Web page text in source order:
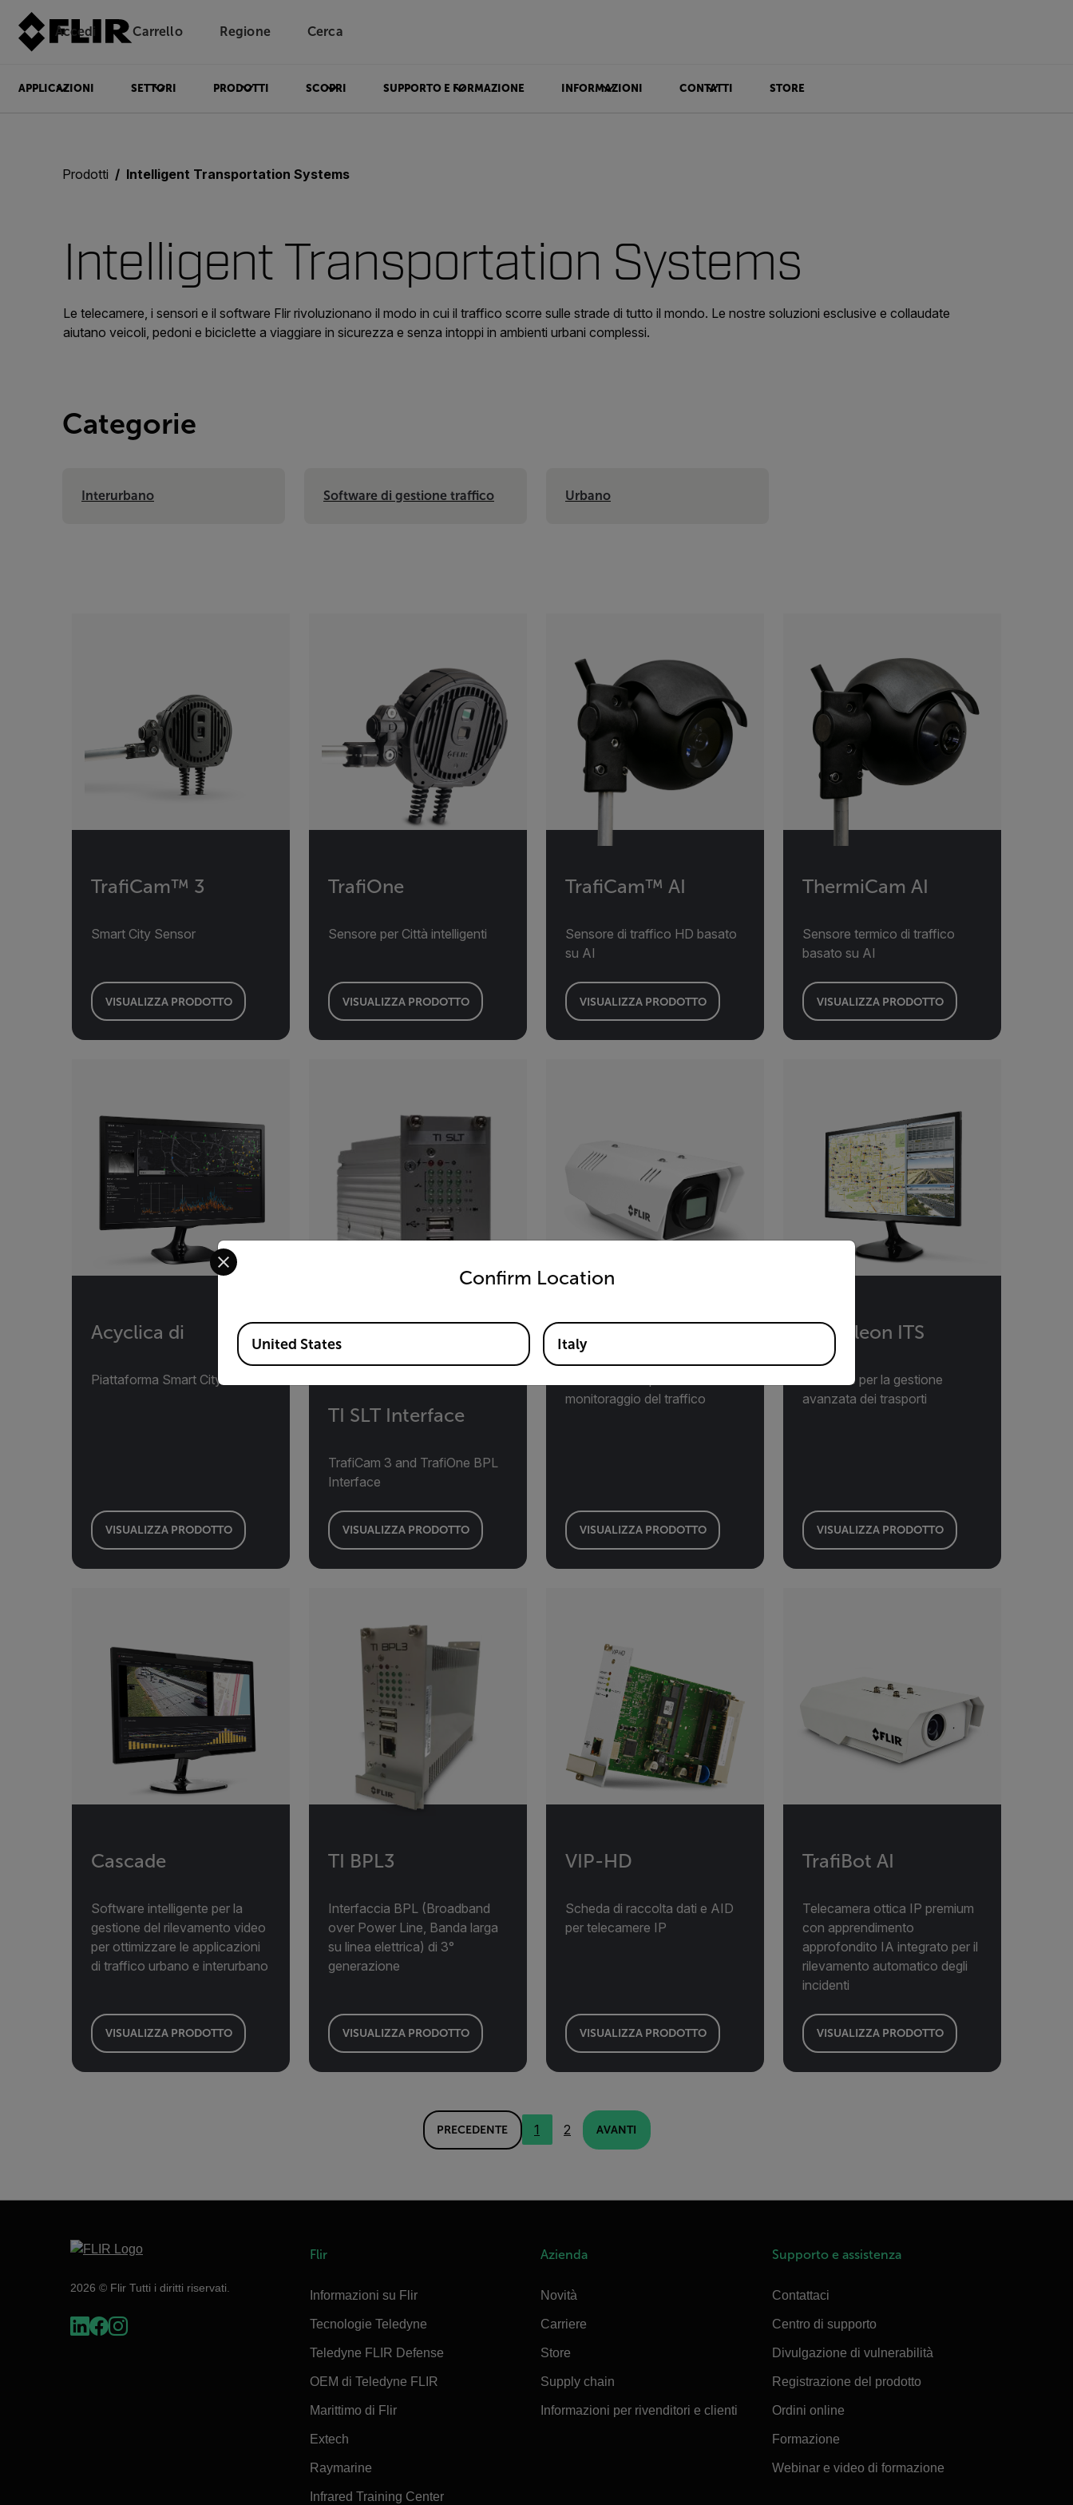
Accedi Unread messages
Carrello Regione Cerca
APPLICAZIONI SETTORI PRODOTTI SCOPRI SUPPORTO E FORMAZIONE INFORMAZIONI CONTATTI STORE
Prodotti Intelligent Transportation Systems
Intelligent Transportation Systems
Le telecamere, i sensori e il software Flir rivoluzionano il modo in cui il traffico scorre sulle strade di tutto il mondo. Le nostre soluzioni esclusive e collaudate
aiutano veicoli, pedoni e biciclette a viaggiare in sicurezza e senza intoppi in ambienti urbani complessi.
Categorie
Interurbano Software di gestione traffico Urbano
TrafiCam™ 3
Smart City Sensor
VISUALIZZA PRODOTTO
TrafiOne
Sensore per Città intelligenti
VISUALIZZA PRODOTTO
TrafiCam™ AI
Sensore di traffico HD basato
su AI
VISUALIZZA PRODOTTO
ThermiCam AI
Sensore termico di traffico
basato su AI
VISUALIZZA PRODOTTO
Acyclica di
Piattaforma Smart City ’di Flir
VISUALIZZA PRODOTTO
TI SLT Interface
TrafiCam 3 and TrafiOne BPL
Interface
VISUALIZZA PRODOTTO
monitoraggio del traffico
VISUALIZZA PRODOTTO
Cameleon ITS
Software per la gestione
avanzata dei trasporti
VISUALIZZA PRODOTTO
Cascade
Software intelligente per la
gestione del rilevamento video
per ottimizzare le applicazioni
di traffico urbano e interurbano
VISUALIZZA PRODOTTO
TI BPL3
Interfaccia BPL (Broadband
over Power Line, Banda larga
su linea elettrica) di 3°
generazione
VISUALIZZA PRODOTTO
VIP-HD
Scheda di raccolta dati e AID
per telecamere IP
VISUALIZZA PRODOTTO
TrafiBot AI
Telecamera ottica IP premium
con apprendimento
approfondito IA integrato per il
rilevamento automatico degli
incidenti
VISUALIZZA PRODOTTO
PRECEDENTE 1 2 AVANTI
2026 © Flir Tutti i diritti riservati.
Flir
Informazioni su Flir
Tecnologie Teledyne
Teledyne FLIR Defense
OEM di Teledyne FLIR
Marittimo di Flir
Extech
Raymarine
Infrared Training Center
Azienda
Novità
Carriere
Store
Supply chain
Informazioni per rivenditori e clienti
Supporto e assistenza
Contattaci
Centro di supporto
Divulgazione di vulnerabilità
Registrazione del prodotto
Ordini online
Formazione
Webinar e video di formazione
Confirm Location
Select your preferred country and language from the options below to access the appropriate version of our website.
Available Locations
United States Italy